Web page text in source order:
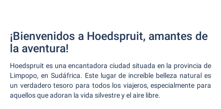
¡Bienvenidos a Hoedspruit, amantes de
la aventura!
Hoedspruit es una encantadora ciudad situada en la provincia de
Limpopo, en Sudáfrica. Este lugar de increíble belleza natural es
un verdadero tesoro para todos los viajeros, especialmente para
aquellos que adoran la vida silvestre y el aire libre.